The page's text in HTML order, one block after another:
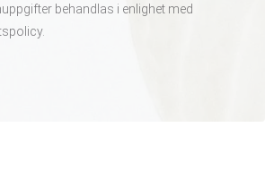
behandlas i enlighet med
.